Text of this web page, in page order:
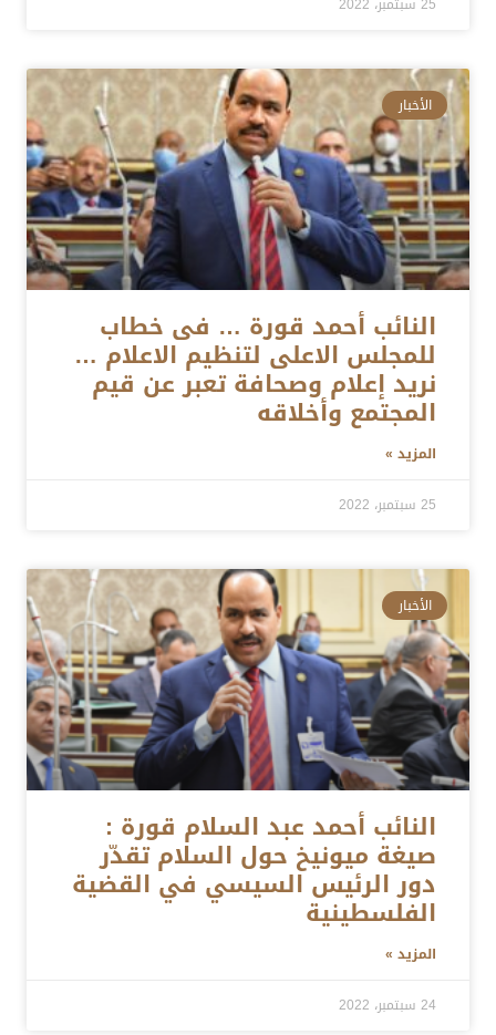
الأخبار
النائب أحمد قورة … فى خطاب
للمجلس الاعلى لتنظيم الاعلام …
نريد إعلام وصحافة تعبر عن قيم
المجتمع وأخلاقه
المزيد »
25 سبتمبر، 2022
الأخبار
النائب أحمد عبد السلام قورة :
صيغة ميونيخ حول السلام تقدّر
دور الرئيس السيسي في القضية
الفلسطينية
المزيد »
24 سبتمبر، 2022